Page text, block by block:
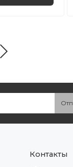
Контакты